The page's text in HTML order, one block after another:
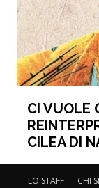
CI VUOLE
CILEA DI
LO STAFF CHI